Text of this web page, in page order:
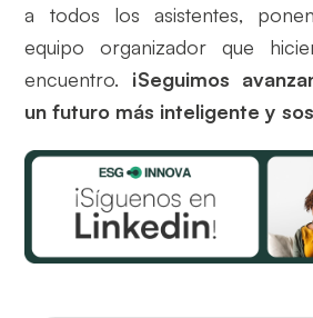
a todos los asistentes,
equipo organizador que
encuentro. ¡Seguimos
un futuro más inteligente y